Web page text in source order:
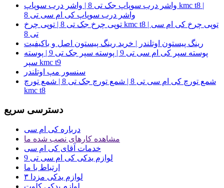
واشر درب سوپاپ جک تی 8 | واشر درب سوپاپ kmc t8 |
واشر درب سوپاپ کی ام سی تی 8
توپی چرخ جک تی 8 | توپی چرخ kmc t8 | توپی چرخ کی ام سی
تی 8
رینگ پیستون اوتلندر | خرید رینگ پیستون اصل و باکیفیت
پوسته سپر کی ام سی تی 9 | پوسته سپر جک تی 9 | پوسته
سپر kmc t9
سنسور مپ اوتلندر
شمع تورچ کی ام سی تی 8 | شمع تورچ جک تی 8 | شمع تورچ
kmc t8
دسترسی سریع
درباره کی ام سی
مشاهده کارهای نصب شده ما
خدمات آقای کی ام سی
لوازم یدکی کی ام سی تی 9
ارتباط با ما
لوازم یدکی مزدا ۳